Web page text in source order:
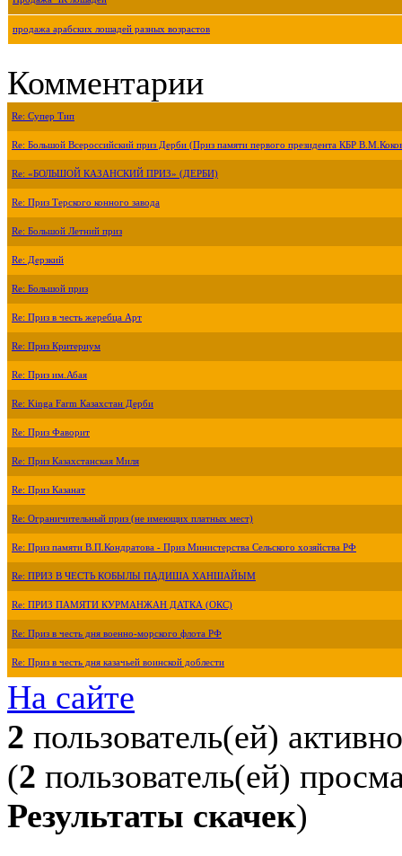
продажа арабских лошадей разных возрастов
Комментарии
Re: Супер Тип
Re: Большой Всероссийский приз Дерби (Приз памяти первого президента КБР
Re: «БОЛЬШОЙ КАЗАНСКИЙ ПРИЗ» (ДЕРБИ)
Re: Приз Терского конного завода
Re: Большой Летний приз
Re: Дерзкий
Re: Большой приз
Re: Приз в честь жеребца Арт
Re: Приз Критериум
Re: Приз им.Абая
Re: Kinga Farm Казахстан Дерби
Re: Приз Фаворит
Re: Приз Казахстанская Миля
Re: Приз Казанат
Re: Ограничительный приз (не имеющих платных мест)
Re: Приз памяти В.П.Кондратова - Приз Министерства Сельского хозяйства РФ
Re: ПРИЗ В ЧЕСТЬ КОБЫЛЫ ПАДИША ХАНШАЙЫМ
Re: ПРИЗ ПАМЯТИ КУРМАНЖАН ДАТКА (ОКС)
Re: Приз в честь дня военно-морского флота РФ
Re: Приз в честь дня казачьей воинской доблести
На сайте
2 пользователь(ей) активно
(2 пользователь(ей)
Результаты скачек)